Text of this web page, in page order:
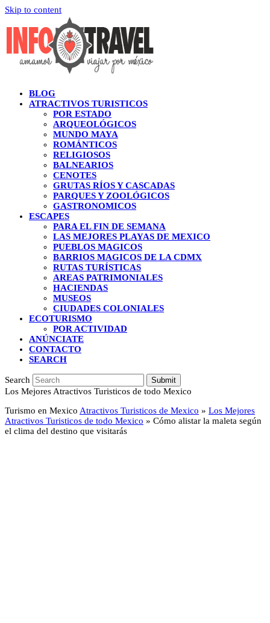
Skip to content
BLOG
ATRACTIVOS TURISTICOS
POR ESTADO
ARQUEOLÓGICOS
MUNDO MAYA
ROMÁNTICOS
RELIGIOSOS
BALNEARIOS
CENOTES
GRUTAS RÍOS Y CASCADAS
PARQUES Y ZOOLÓGICOS
GASTRONOMICOS
ESCAPES
PARA EL FIN DE SEMANA
LAS MEJORES PLAYAS DE MEXICO
PUEBLOS MAGICOS
BARRIOS MAGICOS DE LA CDMX
RUTAS TURÍSTICAS
AREAS PATRIMONIALES
HACIENDAS
MUSEOS
CIUDADES COLONIALES
ECOTURISMO
POR ACTIVIDAD
ANÚNCIATE
CONTACTO
SEARCH
Search Submit
Los Mejores Atractivos Turisticos de todo Mexico
Turismo en Mexico Atractivos Turisticos de Mexico » Los Mejores
Atractivos Turisticos de todo Mexico » Cómo alistar la maleta según
el clima del destino que visitarás